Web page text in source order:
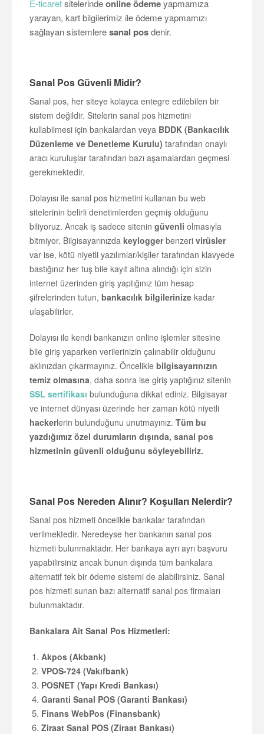
E-ticaretsitelerindeonline ödemeyapmamıza
yarayan, kart bilgilerimiz ile ödeme yapmamızı
sağlayan sistemleresanal posdenir.
Sanal Pos Güvenli Midir?
Sanal pos, her siteye kolayca entegre edilebilen bir
sistem değildir. Sitelerin sanal pos hizmetini
kullabilmesi için bankalardan veya BDDK (Bankacılık
Düzenleme ve Denetleme Kurulu) tarafından onaylı
aracı kuruluşlar tarafından bazı aşamalardan geçmesi
gerekmektedir.
Dolayısı ile sanal pos hizmetini kullanan bu web
sitelerinin belirli denetimlerden geçmiş olduğunu
biliyoruz. Ancak iş sadece sitenin güvenli olmasıyla
bitmiyor. Bilgisayarınızda keyloggerbenzeri virüsler
var ise, kötü niyetli yazılımlar/kişiler tarafından klavyede
bastığınız her tuş bile kayıt altına alındığı için sizin
internet üzerinden giriş yaptığınız tüm hesap
şifrelerinden tutun, bankacılık bilgilerinize kadar
ulaşabilirler.
Dolayısı ile kendi bankanızın online işlemler sitesine
bile giriş yaparken verilerinizin çalınabilir olduğunu
aklınızdan çıkarmayınız. Öncelikle bilgisayarınızın
temiz olmasına, daha sonra ise giriş yaptığınız sitenin
SSL sertifikası bulunduğuna dikkat ediniz. Bilgisayar
ve internet dünyası üzerinde her zaman kötü niyetli
hackerlerin bulunduğunu unutmayınız. Tüm bu
yazdığımız özel durumların dışında, sanal pos
hizmetinin güvenli olduğunu söyleyebiliriz.
Sanal Pos Nereden Alınır? Koşulları Nelerdir?
Sanal pos hizmeti öncelikle bankalar tarafından
verilmektedir. Neredeyse her bankanın sanal pos
hizmeti bulunmaktadır. Her bankaya ayrı ayrı başvuru
yapabilirsiniz ancak bunun dışında tüm bankalara
alternatif tek bir ödeme sistemi de alabilirsiniz. Sanal
pos hizmeti sunan bazı alternatif sanal pos firmaları
bulunmaktadır.
Bankalara Ait Sanal Pos Hizmetleri:
Akpos (Akbank)
VPOS-724 (Vakıfbank)
POSNET (Yapı Kredi Bankası)
Garanti Sanal POS (Garanti Bankası)
Finans WebPos (Finansbank)
Ziraat Sanal POS (Ziraat Bankası)